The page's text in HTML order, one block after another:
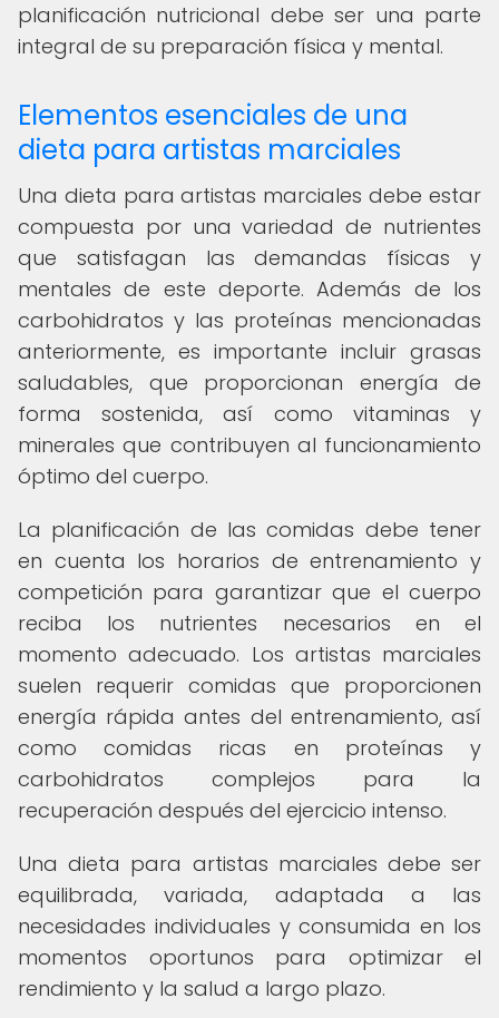
planificación nutricional debe ser una parte
integral de su preparación física y mental.
Elementos esenciales de una
dieta para artistas marciales
Una dieta para artistas marciales debe estar
compuesta por una variedad de nutrientes
que satisfagan las demandas físicas y
mentales de este deporte. Además de los
carbohidratos y las proteínas mencionadas
anteriormente, es importante incluir grasas
saludables, que proporcionan energía de
forma sostenida, así como vitaminas y
minerales que contribuyen al funcionamiento
óptimo del cuerpo.
La planificación de las comidas debe tener
en cuenta los horarios de entrenamiento y
competición para garantizar que el cuerpo
reciba los nutrientes necesarios en el
momento adecuado. Los artistas marciales
suelen requerir comidas que proporcionen
energía rápida antes del entrenamiento, así
como comidas ricas en proteínas y
carbohidratos complejos para la
recuperación después del ejercicio intenso.
Una dieta para artistas marciales debe ser
equilibrada, variada, adaptada a las
necesidades individuales y consumida en los
momentos oportunos para optimizar el
rendimiento y la salud a largo plazo.